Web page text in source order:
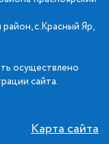
с.Красный Яр,
осуществлено
сайта.
Карта сайта